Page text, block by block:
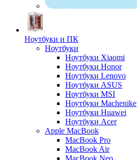
Ноутбуки и ПК
Ноутбуки
Ноутбуки Xiaomi
Ноутбуки Honor
Ноутбуки Lenovo
Ноутбуки ASUS
Ноутбуки MSI
Ноутбуки Machenike
Ноутбуки Huawei
Ноутбуки Acer
Apple MacBook
MacBook Pro
MacBook Air
MacBook Neo